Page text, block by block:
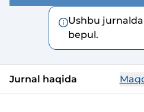
Ushbu
bepul.
Jurnal haqida